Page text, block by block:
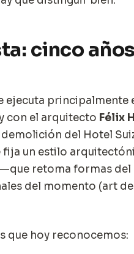
cinco
ejecuta principalmente
con el arquitecto Félix
del Hotel
fija un estilo
retoma formas
del momento (art
que hoy reconocemos: